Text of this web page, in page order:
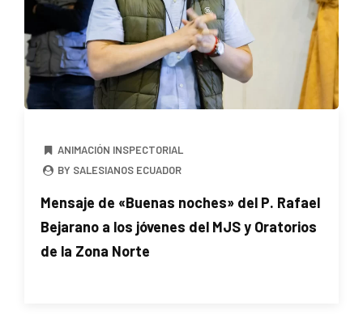
ANIMACIÓN INSPECTORIAL
BY SALESIANOS ECUADOR
Mensaje de «Buenas noches» del P. Rafael
Bejarano a los jóvenes del MJS y Oratorios
de la Zona Norte